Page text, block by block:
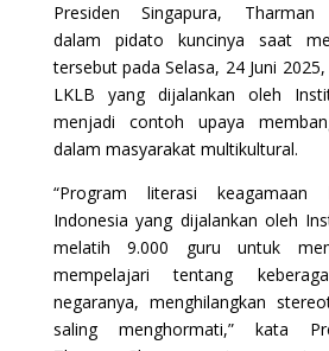
Presiden Singapura, Tharman
dalam pidato kuncinya saat
tersebut pada Selasa, 24 Juni
LKLB yang dijalankan oleh
menjadi contoh upaya
dalam masyarakat multikultural.
“Program literasi
Indonesia yang dijalankan oleh
melatih 9.000 guru untuk
mempelajari tentang
negaranya, menghilangkan
saling menghormati,” kata